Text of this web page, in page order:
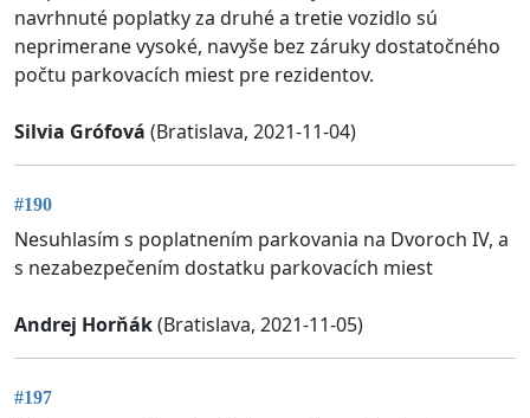
navrhnuté poplatky za druhé a tretie vozidlo sú
neprimerane vysoké, navyše bez záruky dostatočného
počtu parkovacích miest pre rezidentov.
Silvia Grófová (Bratislava, 2021-11-04)
#190
Nesuhlasím s poplatnením parkovania na Dvoroch IV, a
s nezabezpečením dostatku parkovacích miest
Andrej Horňák(Bratislava, 2021-11-05)
#197